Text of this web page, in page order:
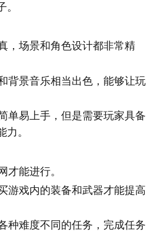
，场景和角色设计都非常精
背景音乐相当出色，能够让玩
单易上手，但是需要玩家具备
。
才能进行。
游戏内的装备和武器才能提高
种难度不同的任务，完成任务